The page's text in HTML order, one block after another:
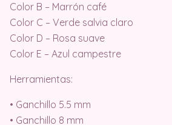
Color B – Marrón café
Color C – Verde salvia claro
Color D – Rosa suave
Color E – Azul campestre
Herramientas:
• Ganchillo 5.5 mm
• Ganchillo 8 mm